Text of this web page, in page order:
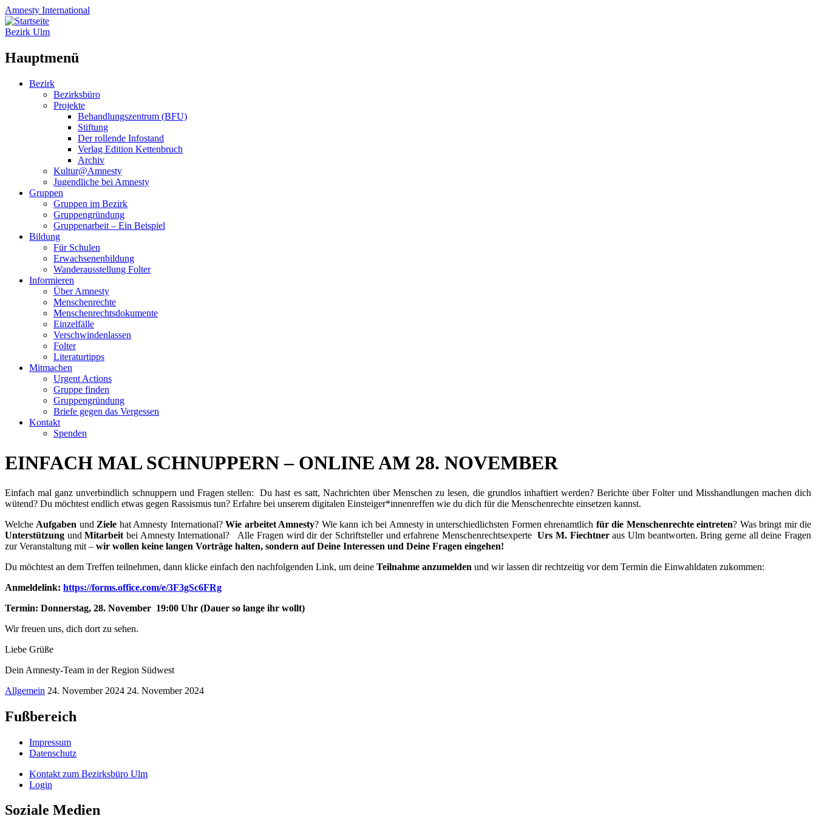
Amnesty International
Bezirk Ulm
Hauptmenü
Zum
Bezirk
Bezirksbüro
Projekte
Behandlungszentrum (BFU)
Stiftung
Der rollende Infostand
Verlag Edition Kettenbruch
Archiv
Kultur@Amnesty
Jugendliche bei Amnesty
Gruppen
Gruppen im Bezirk
Gruppengründung
Gruppenarbeit – Ein Beispiel
Bildung
Für Schulen
Erwachsenenbildung
Wanderausstellung Folter
Informieren
Über Amnesty
Menschenrechte
Menschenrechtsdokumente
Einzelfälle
Verschwindenlassen
Folter
Literaturtipps
Mitmachen
Urgent Actions
Gruppe finden
Gruppengründung
Briefe gegen das Vergessen
Kontakt
Spenden
EINFACH MAL SCHNUPPERN – ONLINE AM 28. NOVEMBER
Einfach mal ganz unverbindlich schnuppern und Fragen stellen: Du hast es satt, Nachrichten über Menschen zu lesen, die grundlos inhaftiert werden? Berichte über Folter und Misshandlungen machen dich
wütend? Du möchtest endlich etwas gegen Rassismus tun? Erfahre bei unserem digitalen Einsteiger*innenreffen wie du dich für die Menschenrechte einsetzen kannst.
Welche Aufgaben und Ziele hat Amnesty International?Wie arbeitet Amnesty? Wie kann ich bei Amnesty in unterschiedlichsten Formen ehrenamtlich für die Menschenrechte eintreten? Was bringt mir die
Unterstützung undMitarbeit bei Amnesty International? Alle Fragen wird dir der Schriftsteller und erfahrene MenschenrechtsexperteUrs M. Fiechtneraus Ulm beantworten. Bring gerne all deine Fragen
zur Veranstaltung mit – wir wollen keine langen Vorträge halten, sondern auf Deine Interessen und Deine Fragen eingehen!
Du möchtest an dem Treffen teilnehmen, dann klicke einfach den nachfolgenden Link, um deine Teilnahme anzumelden und wir lassen dir rechtzeitig vor dem Termin die Einwahldaten zukommen:
Anmeldelink: https://forms.office.com/e/3F3gSc6FRg
Termin: Donnerstag, 28. November 19:00 Uhr (Dauer so lange ihr wollt)
Wir freuen uns, dich dort zu sehen.
Liebe Grüße
Dein Amnesty-Team in der Region Südwest
Allgemein 24. November 2024 24. November 2024
Fußbereich
Impressum
Datenschutz
Kontakt zum Bezirksbüro Ulm
Login
Soziale Medien